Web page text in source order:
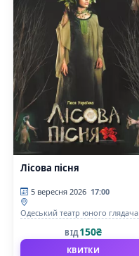
Лісова пісня
5 вересня 2026 17:00
Одеський театр юного глядача
ВІД150₴
КВИТКИ